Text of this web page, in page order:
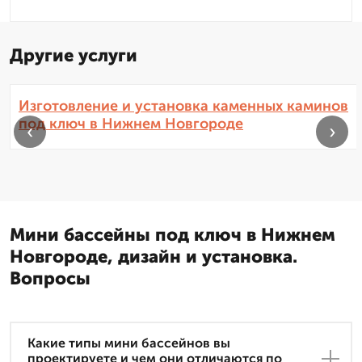
Другие услуги
Изготовление и установка каменных каминов
под ключ в Нижнем Новгороде
‹ ›
Мини бассейны под ключ в Нижнем
Новгороде, дизайн и установка.
Вопросы
Какие типы мини бассейнов вы
проектируете и чем они отличаются по